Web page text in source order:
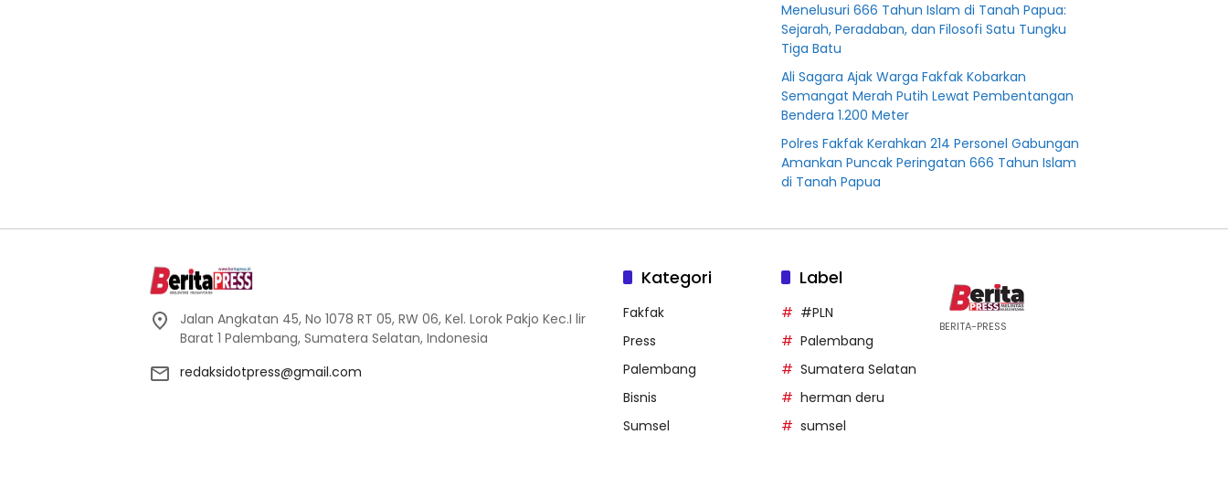
Menelusuri 666 Tahun Islam di Tanah Papua:
Sejarah, Peradaban, dan Filosofi Satu Tungku
Tiga Batu
Ali Sagara Ajak Warga Fakfak Kobarkan
Semangat Merah Putih Lewat Pembentangan
Bendera 1.200 Meter
Polres Fakfak Kerahkan 214 Personel Gabungan
Amankan Puncak Peringatan 666 Tahun Islam
di Tanah Papua
Jalan Angkatan 45, No 1078 RT 05, RW 06, Kel. Lorok Pakjo Kec.I lir
Barat 1 Palembang, Sumatera Selatan, Indonesia
redaksidotpress@gmail.com
Kategori
Fakfak
Press
Palembang
Bisnis
Sumsel
Label
#PLN
Palembang
Sumatera Selatan
herman deru
sumsel
BERITA-PRESS